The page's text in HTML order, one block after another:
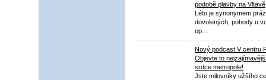
podobě plavby na Vltavě
Léto je synonymem
dovolených, pohody u
op…
Nový podcast V centru
Objevte to
srdce metropole!
Jste milovníky užšího